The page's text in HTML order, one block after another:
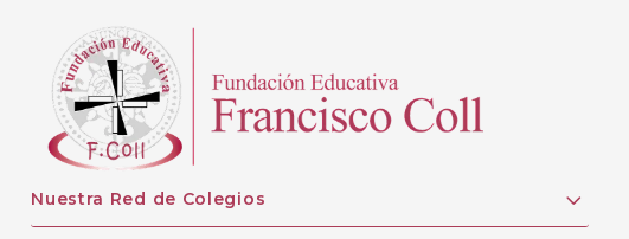
Nuestra Red de Colegios